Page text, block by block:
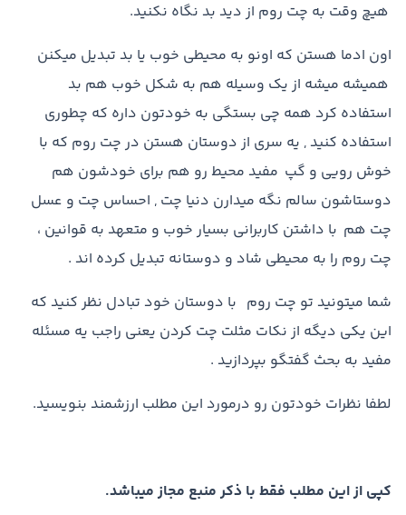
هیچ وقت به چت روم از دید بد نگاه نکنید.
اون ادما هستن که اونو به محیطی خوب یا بد تبدیل میکنن
همیشه میشه از یک وسیله هم به شکل خوب هم بد
استفاده کرد همه چی بستگی به خودتون داره که چطوری
استفاده کنید , یه سری از دوستان هستن در چت روم که با
خوش رویی و گپ مفید محیط رو هم برای خودشون هم
دوستاشون سالم نگه میدارن دنیا چت , احساس چت و عسل
چت هم با داشتن کاربرانی بسیار خوب و متعهد به قوانین ،
چت روم را به محیطی شاد و دوستانه تبدیل کرده اند .
شما میتونید تو چت روم با دوستان خود تبادل نظر کنید که
این یکی دیگه از نکات مثلت چت کردن یعنی راجب یه مسئله
مفید به بحث گفتگو بپردازید .
لطفا نظرات خودتون رو درمورد این مطلب ارزشمند بنویسید.
کپی از این مطلب فقط با ذکر منبع مجاز میباشد.